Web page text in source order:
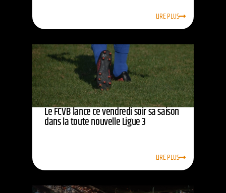
LIRE PLUS
Le FCVB lance ce vendredi soir sa saison
dans la toute nouvelle Ligue 3
LIRE PLUS